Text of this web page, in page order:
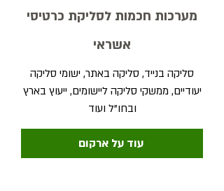
מערכות חכמות לסליקת כרטיסי
אשראי
סליקה בנייד, סליקה באתר, ישומי סליקה
יעודיים, ממשקי סליקה ליישומים, ייעוץ בארץ
ובחו"ל ועוד
עוד על ארקום